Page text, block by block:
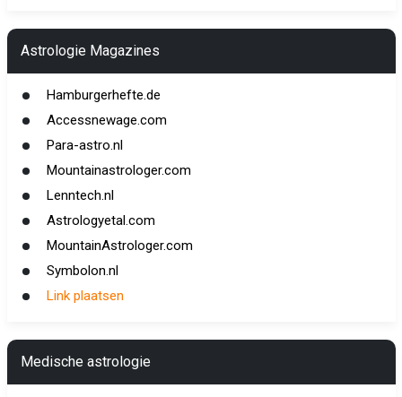
Astrologie Magazines
Hamburgerhefte.de
Accessnewage.com
Para-astro.nl
Mountainastrologer.com
Lenntech.nl
Astrologyetal.com
MountainAstrologer.com
Symbolon.nl
Link plaatsen
Medische astrologie